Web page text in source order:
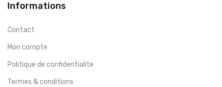
Informations
Contact
Mon compte
Politique de confidentialite
Termes & conditions